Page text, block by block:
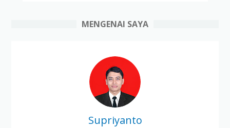
MENGENAI SAYA
Supriyanto